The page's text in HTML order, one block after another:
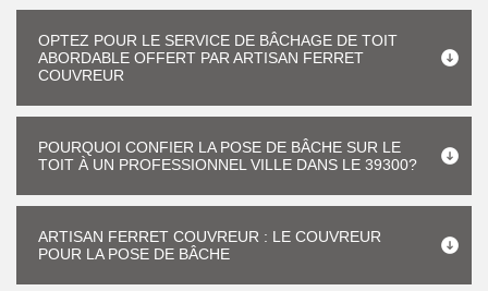
OPTEZ POUR LE SERVICE DE BÂCHAGE DE TOIT
ABORDABLE OFFERT PAR ARTISAN FERRET
COUVREUR
POURQUOI CONFIER LA POSE DE BÂCHE SUR LE
TOIT À UN PROFESSIONNEL VILLE DANS LE 39300?
ARTISAN FERRET COUVREUR : LE COUVREUR
POUR LA POSE DE BÂCHE